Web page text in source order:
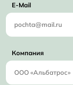
E-Mail
Компания